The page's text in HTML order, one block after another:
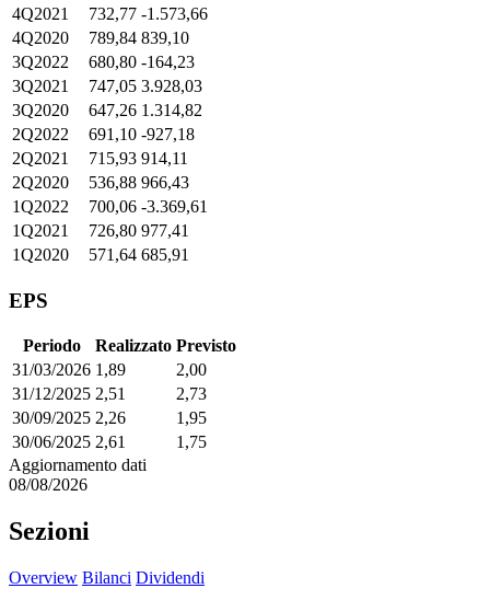
4Q2021
732,77 -1.573,66
4Q2020
789,84 839,10
3Q2022
680,80 -164,23
3Q2021
747,05 3.928,03
3Q2020
647,26 1.314,82
2Q2022
691,10 -927,18
2Q2021
715,93 914,11
2Q2020
536,88 966,43
1Q2022
700,06 -3.369,61
1Q2021
726,80 977,41
1Q2020
571,64 685,91
EPS
Periodo Realizzato Previsto
31/03/2026 1,89
2,00
31/12/2025 2,51
2,73
30/09/2025 2,26
1,95
30/06/2025 2,61
1,75
Aggiornamento dati
08/08/2026
Sezioni
Overview Bilanci Dividendi